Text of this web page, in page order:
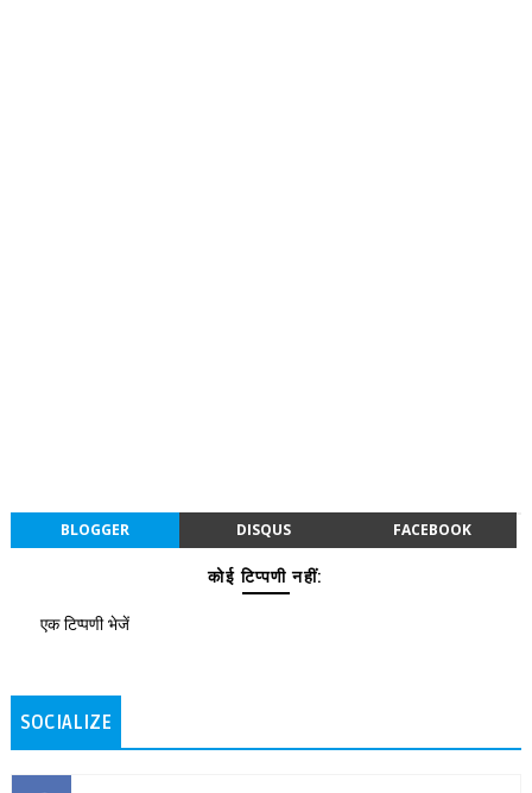
BLOGGER DISQUS FACEBOOK
कोई टिप्पणी नहीं:
एक टिप्पणी भेजें
SOCIALIZE